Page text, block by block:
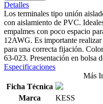
Detalles
Los terminales tipo unión
con aislamiento de PVC.
empalmes con poco espacio
12AWG. Es importante
para una correcta fijación.
63-023. Presentación en bolsa
Especificaciones
Más
Ficha Técnica
Marca
KESS